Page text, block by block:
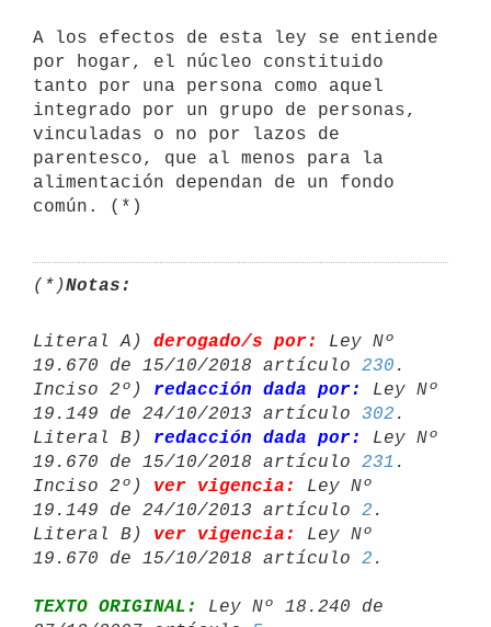
A los efectos de esta ley se entiende
por hogar, el núcleo constituido
tanto por una persona como aquel
integrado por un grupo de personas,
vinculadas o no por lazos de
parentesco, que al menos para la
alimentación dependan de un fondo
común. (*)
(*)Notas:
Literal A) derogado/s por:
Ley Nº
19.670 de 15/10/2018 artículo 230 .
Inciso 2º) redacción dada por:
Ley Nº
19.149 de 24/10/2013 artículo 302 .
Literal B) redacción dada por:
Ley Nº
19.670 de 15/10/2018 artículo 231 .
Inciso 2º) ver vigencia:
Ley Nº
19.149 de 24/10/2013 artículo 2 .
Literal B) ver vigencia:
Ley Nº
19.670 de 15/10/2018 artículo 2
TEXTO ORIGINAL:
Ley Nº 18.240 de